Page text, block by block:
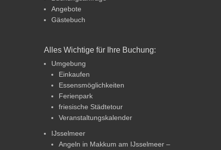
Angebote
Gästebuch
Alles Wichtige für Ihre Buchung:
Umgebung
Einkaufen
Essensmöglichkeiten
Ferienpark
friesische Städtetour
Veranstaltungskalender
IJsselmeer
Angeln in Makkum am IJsselmeer –